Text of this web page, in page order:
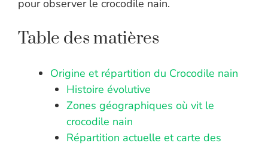
pour observer le crocodile nain.
Table des matières
Origine et répartition du Crocodile nain
Histoire évolutive
Zones géographiques où vit le
crocodile nain
Répartition actuelle et carte des